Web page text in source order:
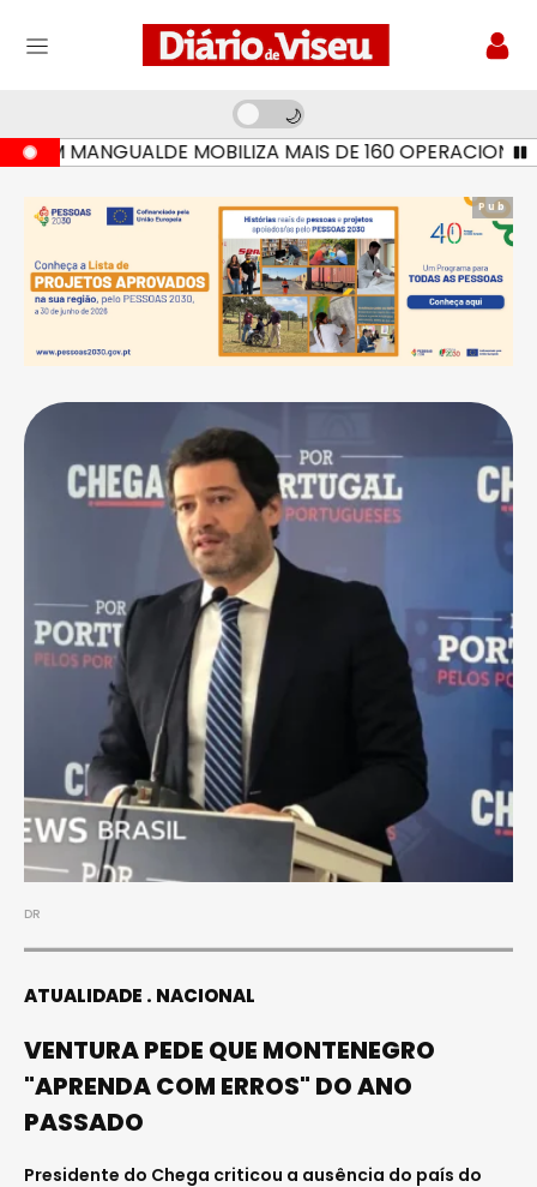
MANGUALDE MOBILIZA MAIS DE 160 OPERACIONAIS E
Pub
DR
ATUALIDADE NACIONAL
VENTURA PEDE QUE MONTENEGRO
"APRENDA COM ERROS" DO ANO
PASSADO
Presidente do Chega criticou a ausência do país do